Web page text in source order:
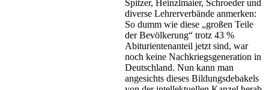
Spitzer, Heinzlmaier, Schroeder und
diverse Lehrerverbände anmerken:
So dumm wie diese „großen Teile
der Bevölkerung“ trotz 43 %
Abiturientenanteil jetzt sind, war
noch keine Nachkriegsgeneration in
Deutschland. Nun kann man
angesichts dieses Bildungsdebakels